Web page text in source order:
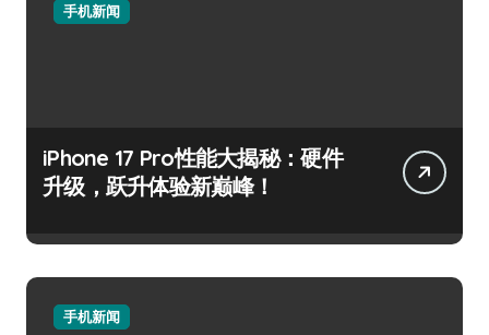
手机新闻
iPhone 17 Pro性能大揭秘：硬件
升级，跃升体验新巅峰！
手机新闻